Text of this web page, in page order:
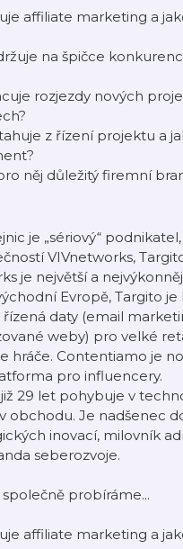
affiliate marketing a
na špičce
rozjezdy nových
z řízení projektu a
něj důležitý firemní
je „sériový“
VIVnetworks,
je největší a
Evropě, Targito
daty (email
weby) pro velké
hráče. Contentiamo je
pro influencery.
29 let pohybuje v
obchodu. Je nadšenec
inovací, milovník
seberozvoje.
probíráme...
affiliate marketing a